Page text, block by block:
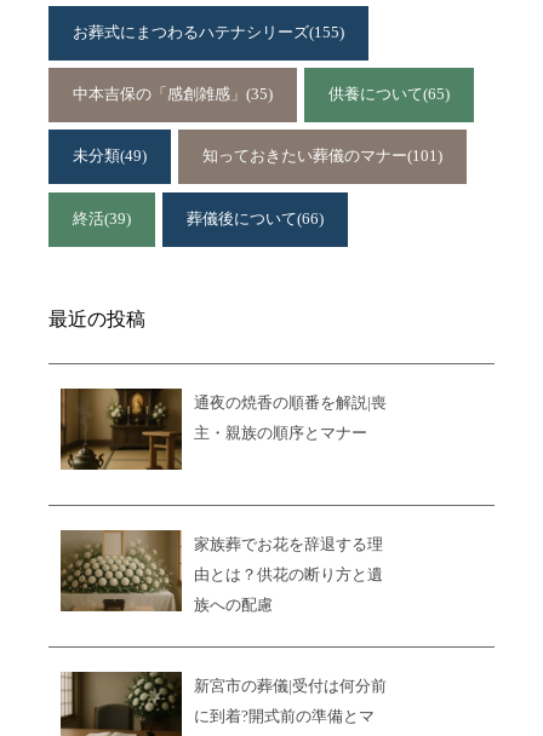
お葬式にまつわるハテナシリーズ(155)
中本吉保の「感創雑感」 (35) 供養について(65)
未分類(49) 知っておきたい葬儀のマナー(101)
終活(39) 葬儀後について(66)
最近の投稿
通夜の焼香の順番を解説|喪
主・親族の順序とマナー
家族葬でお花を辞退する理
由とは？供花の断り方と遺
族への配慮
新宮市の葬儀|受付は何分前
に到着?開式前の準備とマ